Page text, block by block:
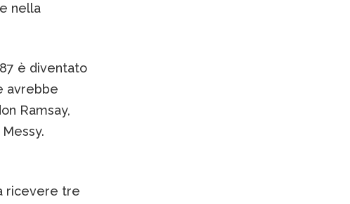
nella
è diventato
avrebbe
Ramsay,
ricevere tre